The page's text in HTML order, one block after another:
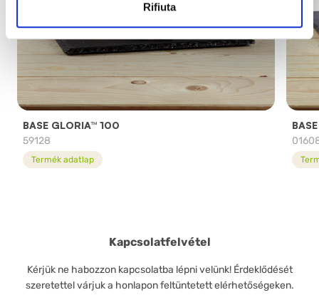
Rifiuta
BASE GLORIA™ 100
59128
Termék adatlap
Kapcsolatfelvétel
Kérjük ne habozzon kapcsolatba lépni velünk! Érdeklődését
szeretettel várjuk a honlapon feltüntetett elérhetőségeken.